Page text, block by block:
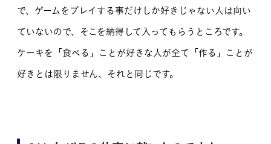
で、ゲームをプレイする事だけしか好きじゃない人は向い
ていないので、そこを納得して入ってもらうところです。
ケーキを「食べる」ことが好きな人が全て「作る」ことが
好きとは限りません、それと同じです。